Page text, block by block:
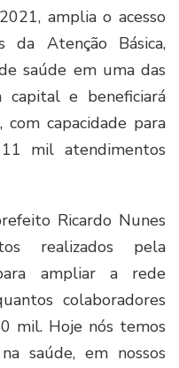
amplia o acesso
da Atenção Básica,
saúde em uma das
capital e beneficiará
capacidade para
mil atendimentos
Ricardo Nunes
realizados pela
ampliar a rede
colaboradores
mil. Hoje nós temos
saúde, em nossos